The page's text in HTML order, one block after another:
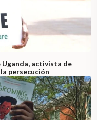
Uganda, activista de
persecución